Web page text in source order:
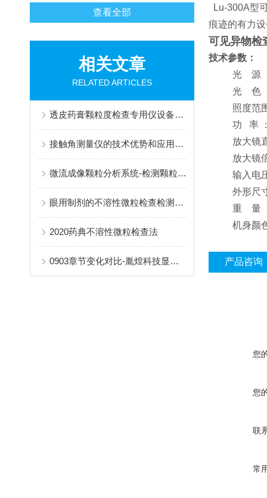
查看全部
相关文章
RELATED ARTICLES
透皮药膏颗粒度检查专用仪设备构成及应用领域
接触角测量仪的技术优势和应用领域
微流成像颗粒分析系统-检测颗粒粒度粒型最佳方案
眼用制剂的不溶性微粒检查检测仪器推荐【胤煌科技】
2020药典不溶性微粒检查法
0903章节变化对比-胤煌科技显微计数法不溶性微粒分析仪适配领域
Lu-300A型
痕迹的有力
可见异物检
技术参数：
光 源 ：大
光 色 ：
照度范围
功 率 ：
放大镜直
放大镜倍
输入电压
外形尺寸
重 量 ：
机身颜色
产品咨询
您
您
联
常